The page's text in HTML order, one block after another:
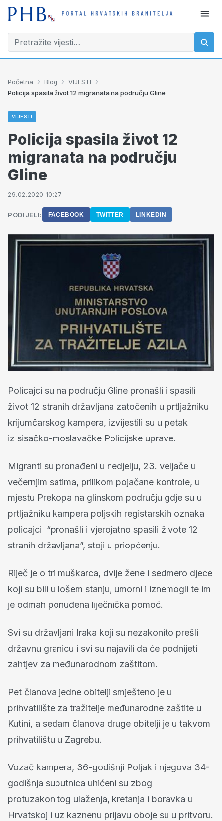
Početna › Blog › VIJESTI ›
Policija spasila život 12 migranata na području Gline
VIJESTI
Policija spasila život 12
migranata na području
Gline
29.02.2020 10:27
PODIJELI: FACEBOOK TWITTER LINKEDIN
Policajci su na području Gline pronašli i spasili
život 12 stranih državljana zatočenih u prtljažniku
krijumčarskog kampera, izvijestili su u petak
iz sisačko-moslavačke Policijske uprave.
Migranti su pronađeni u nedjelju, 23. veljače u
večernjim satima, prilikom pojačane kontrole, u
mjestu Prekopa na glinskom području gdje su u
prtljažniku kampera poljskih registarskih oznaka
policajci “pronašli i vjerojatno spasili živote 12
stranih državljana”, stoji u priopćenju.
Riječ je o tri muškarca, dvije žene i sedmero djece
koji su bili u lošem stanju, umorni i iznemogli te im
je odmah ponuđena liječnička pomoć.
Svi su državljani Iraka koji su nezakonito prešli
državnu granicu i svi su najavili da će podnijeti
zahtjev za međunarodnom zaštitom.
Pet članova jedne obitelji smješteno je u
prihvatilište za tražitelje međunarodne zaštite u
Kutini, a sedam članova druge obitelji je u takvom
prihvatilištu u Zagrebu.
Vozač kampera, 36-godišnji Poljak i njegova 34-
godišnja suputnica uhićeni su zbog
protuzakonitog ulaženja, kretanja i boravka u
Hrvatskoj i uz kaznenu prijavu oboje su u pritvoru.